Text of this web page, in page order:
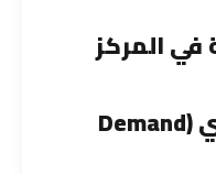
في المركز
1. زيادة الطلب العقاري (Demand